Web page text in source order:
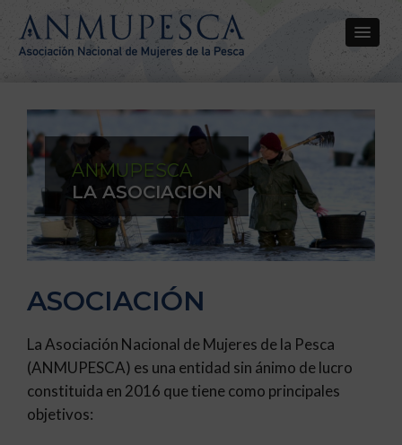
ANMUPESCA
LA ASOCIACIÓN
ASOCIACIÓN
La Asociación Nacional de Mujeres de la Pesca
(ANMUPESCA) es una entidad sin ánimo de lucro
constituida en 2016 que tiene como principales
objetivos: